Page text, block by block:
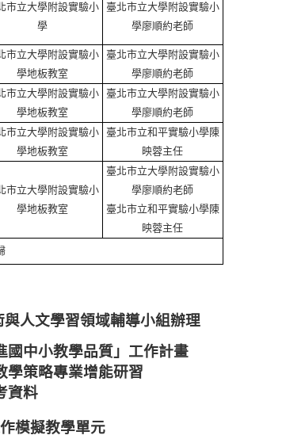
市立大學附設實驗小
學
臺北市立大學附設實驗小
學廖順約老師
市立大學附設實驗小
學地板教室
臺北市立大學附設實驗小
學廖順約老師
市立大學附設實驗小
學地板教室
臺北市立大學附設實驗小
學廖順約老師
市立大學附設實驗小
學地板教室
臺北市立和平實驗小學陳
映蓉主任
市立大學附設實驗小
學地板教室
臺北市立大學附設實驗小
學廖順約老師
臺北市立和平實驗小學陳
映蓉主任
人文學習領域輔導小組辦理
國中小教學品質」工作計畫
學策略專業增能研習
資料
模擬教學單元